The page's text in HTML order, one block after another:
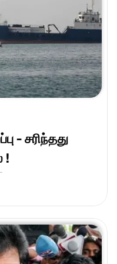
- சரிந்தது
!